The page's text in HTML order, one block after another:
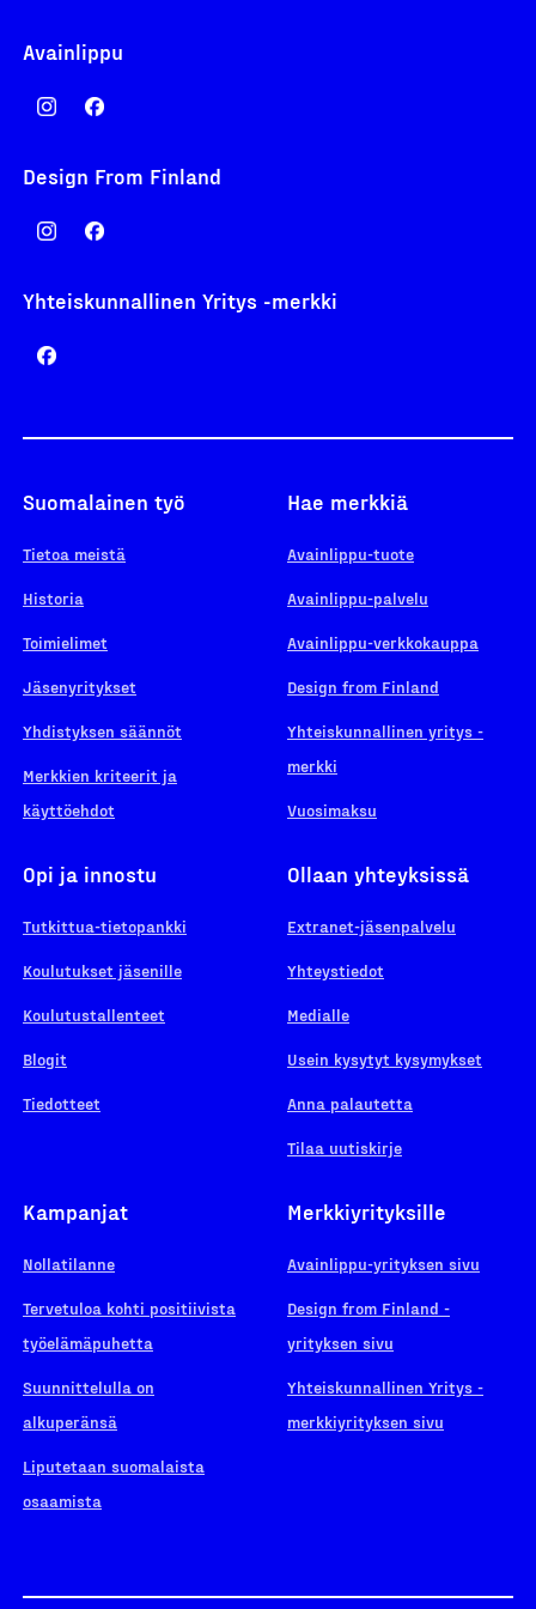
Avainlippu
Design From Finland
Yhteiskunnallinen Yritys -merkki
Suomalainen työ
Tietoa meistä
Historia
Toimielimet
Jäsenyritykset
Yhdistyksen säännöt
Merkkien kriteerit ja
käyttöehdot
Hae merkkiä
Avainlippu-tuote
Avainlippu-palvelu
Avainlippu-verkkokauppa
Design from Finland
Yhteiskunnallinen yritys -
merkki
Vuosimaksu
Opi ja innostu
Tutkittua-tietopankki
Koulutukset jäsenille
Koulutustallenteet
Blogit
Tiedotteet
Ollaan yhteyksissä
Extranet-jäsenpalvelu
Yhteystiedot
Medialle
Usein kysytyt kysymykset
Anna palautetta
Tilaa uutiskirje
Kampanjat
Nollatilanne
Tervetuloa kohti positiivista
työelämäpuhetta
Suunnittelulla on
alkuperänsä
Liputetaan suomalaista
osaamista
Merkkiyrityksille
Avainlippu-yrityksen sivu
Design from Finland -
yrityksen sivu
Yhteiskunnallinen Yritys -
merkkiyrityksen sivu